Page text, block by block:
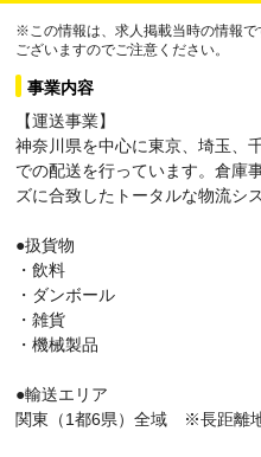
※この情報は、求人掲載当時の情報
ございますのでご注意ください。
事業内容
【運送事業】
神奈川県を中心に東京、埼玉、
での配送を行っています。倉庫
ズに合致したトータルな物流シ
●扱貨物
・飲料
・ダンボール
・雑貨
・機械製品
●輸送エリア
関東（1都6県）全域 ※長距離